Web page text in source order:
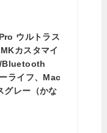
ウルトラス
カスタマイ
Bluetooth
ライフ、Mac
レー（かな